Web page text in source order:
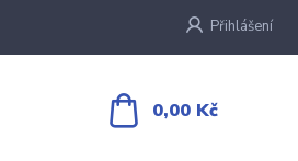
Přihlášení
0,00 Kč